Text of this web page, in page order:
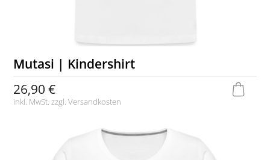
Mutasi | Kindershirt
26,90 €
inkl. MwSt. zzgl.Versandkosten